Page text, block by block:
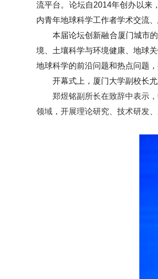
流平台。论坛自2014年创办以来
内青年地球科学工作者学术交流、
本届论坛创新融合厦门城市
境、土壤科学与环境健康、地球
地球科学的前沿问题和热点问题
开幕式上，厦门大学副校长
郑煜铭副所长在致辞中表示
领域，开展理论研究、技术研发